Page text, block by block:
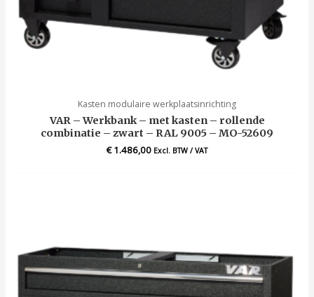
Kasten modulaire werkplaatsinrichting
VAR – Werkbank – met kasten – rollende
combinatie – zwart – RAL 9005 – MO-52609
€1.486,00 Excl. BTW / VAT